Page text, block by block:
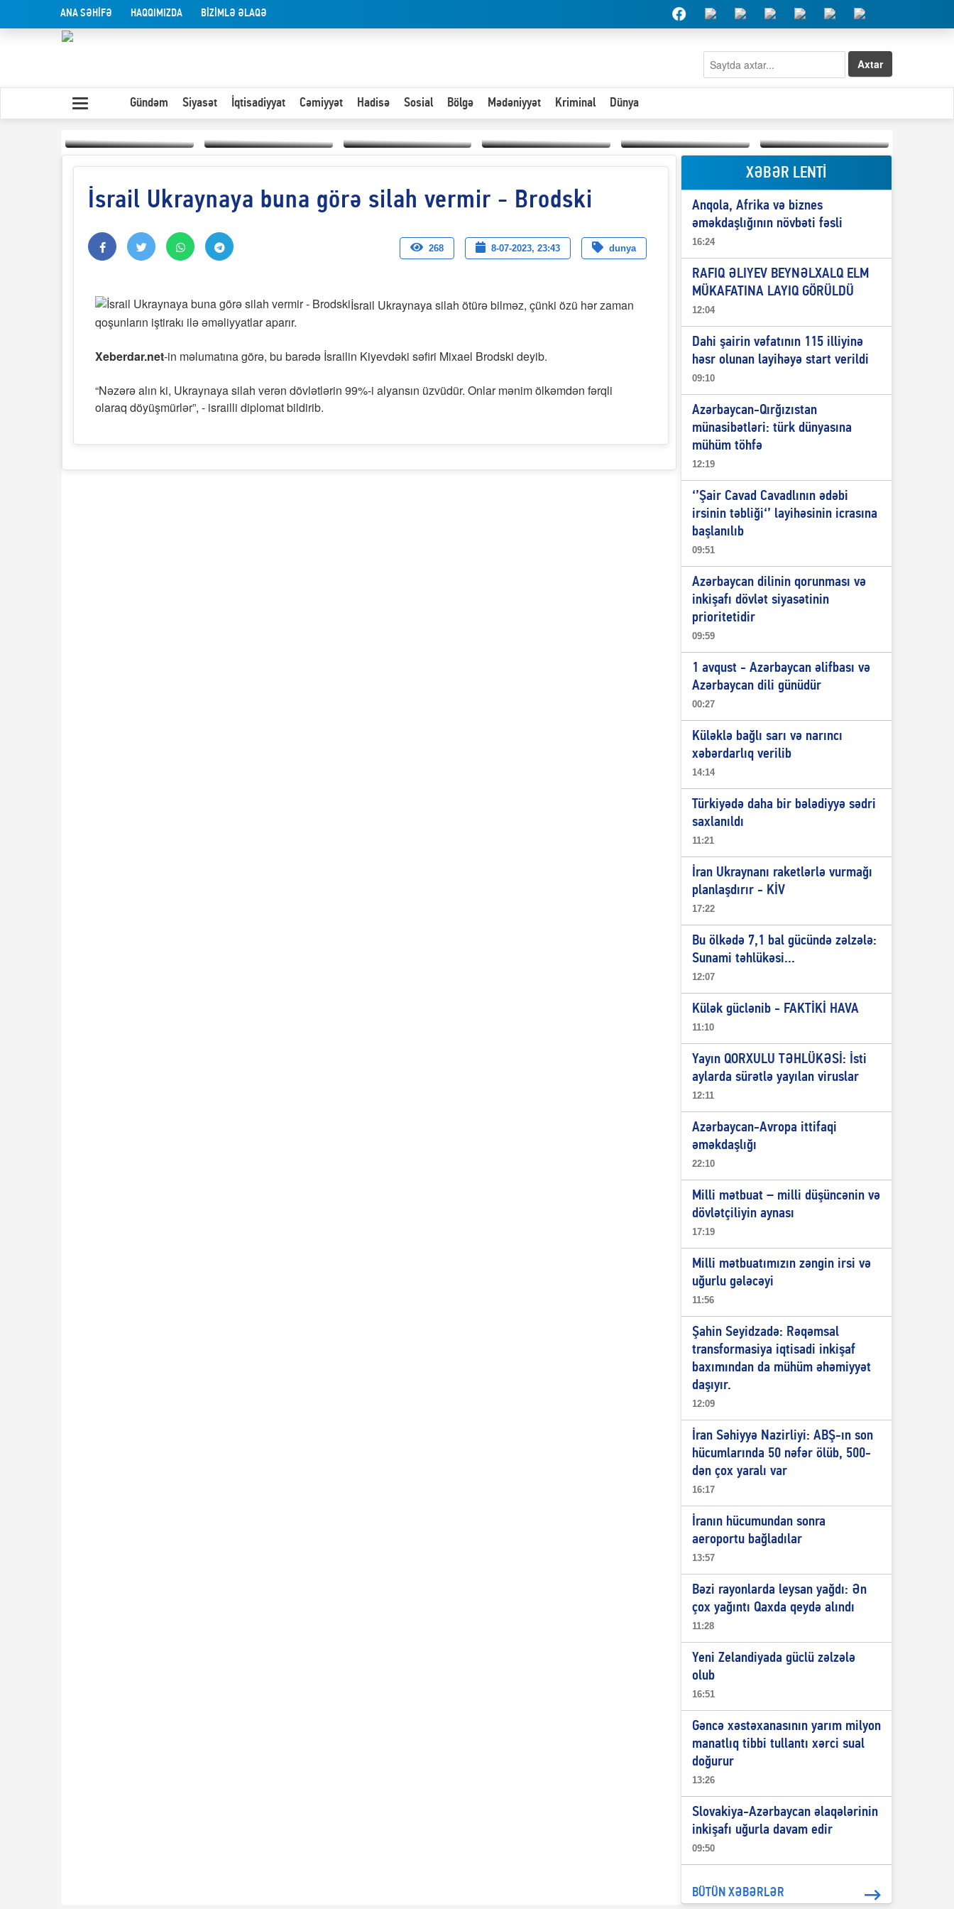
ANA SƏHİFƏ HAQQIMIZDA BİZİMLƏ ƏLAQƏ
Axtar
Gündəm Siyasət İqtisadiyyat Cəmiyyət Hadisə Sosial Bölgə Mədəniyyət Kriminal Dünya
Yaxın Şərqdəki
müharibənin qısa Olduğu kimi görünən
Paytaxta giriş vizası —
"Xoş gəldin, cibində
Hər an ən çətin savaşa
hazır olmalıyıq-
ZƏLİMXAN
“Qeyri-səlis məntiq və
dil-nitq” elmimizə
Elşad Abdullayevin
erməniləri
maliyyələşdirən oğlu
niyə Azərbaycana
ekstradisiya olunmur?
İsrail Ukraynaya buna görə silah vermir - Brodski
268 8-07-2023, 23:43 dunya
İsrail Ukraynaya silah ötürə bilməz, çünki özü hər zaman
qoşunların iştirakı ilə əməliyyatlar aparır.
Xeberdar.net-in məlumatına görə, bu barədə İsrailin Kiyevdəki səfiri Mixael Brodski deyib.
“Nəzərə alın ki, Ukraynaya silah verən dövlətlərin 99%-i alyansın üzvüdür. Onlar mənim ölkəmdən fərqli
olaraq döyüşmürlər”, - israilli diplomat bildirib.
XƏBƏR LENTİ
Anqola, Afrika və biznes
əməkdaşlığının növbəti fəsli
16:24
RAFIQ ƏLIYEV BEYNƏLXALQ ELM
MÜKAFATINA LAYIQ GÖRÜLDÜ
12:04
Dahi şairin vəfatının 115 illiyinə
həsr olunan layihəyə start verildi
09:10
Azərbaycan-Qırğızıstan
münasibətləri: türk dünyasına
mühüm töhfə
12:19
‘’Şair Cavad Cavadlının ədəbi
irsinin təbliği‘’ layihəsinin icrasına
başlanılıb
09:51
Azərbaycan dilinin qorunması və
inkişafı dövlət siyasətinin
prioritetidir
09:59
1 avqust - Azərbaycan əlifbası və
Azərbaycan dili günüdür
00:27
Küləklə bağlı sarı və narıncı
xəbərdarlıq verilib
14:14
Türkiyədə daha bir bələdiyyə sədri
saxlanıldı
11:21
İran Ukraynanı raketlərlə vurmağı
planlaşdırır - KİV
17:22
Bu ölkədə 7,1 bal gücündə zəlzələ:
Sunami təhlükəsi...
12:07
Külək güclənib - FAKTİKİ HAVA
11:10
Yayın QORXULU TƏHLÜKƏSİ: İsti
aylarda sürətlə yayılan viruslar
12:11
Azərbaycan-Avropa ittifaqi
əməkdaşlığı
22:10
Milli mətbuat – milli düşüncənin və
dövlətçiliyin aynası
17:19
Milli mətbuatımızın zəngin irsi və
uğurlu gələcəyi
11:56
Şahin Seyidzadə: Rəqəmsal
transformasiya iqtisadi inkişaf
baxımından da mühüm əhəmiyyət
daşıyır.
12:09
İran Səhiyyə Nazirliyi: ABŞ-ın son
hücumlarında 50 nəfər ölüb, 500-
dən çox yaralı var
16:17
İranın hücumundan sonra
aeroportu bağladılar
13:57
Bəzi rayonlarda leysan yağdı: Ən
çox yağıntı Qaxda qeydə alındı
11:28
Yeni Zelandiyada güclü zəlzələ
olub
16:51
Gəncə xəstəxanasının yarım milyon
manatlıq tibbi tullantı xərci sual
doğurur
13:26
Slovakiya-Azərbaycan əlaqələrinin
inkişafı uğurla davam edir
09:50
BÜTÜN XƏBƏRLƏR